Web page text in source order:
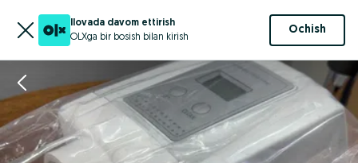
Ilovada davom ettirish
OLXga bir bosish bilan kirish
Ochish